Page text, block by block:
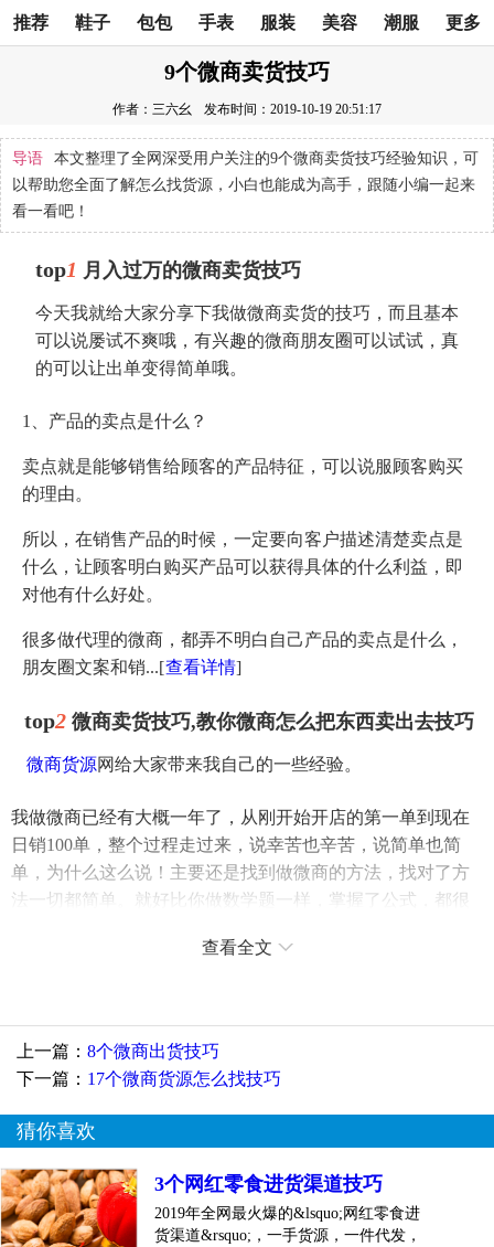
推荐 鞋子 包包 手表 服装 美容 潮服 更多
9个微商卖货技巧
作者：三六幺 发布时间：2019-10-19 20:51:17
导语
本文整理了全网深受用户关注的9个微商卖货技巧经验知识，可
以帮助您全面了解怎么找货源，小白也能成为高手，跟随小编一起来
看一看吧！
top1 月入过万的微商卖货技巧
今天我就给大家分享下我做微商卖货的技巧，而且基本
可以说屡试不爽哦，有兴趣的微商朋友圈可以试试，真
的可以让出单变得简单哦。
1、产品的卖点是什么？
卖点就是能够销售给顾客的产品特征，可以说服顾客购买
的理由。
所以，在销售产品的时候，一定要向客户描述清楚卖点是
什么，让顾客明白购买产品可以获得具体的什么利益，即
对他有什么好处。
很多做代理的微商，都弄不明白自己产品的卖点是什么，
朋友圈文案和销...[查看详情]
top2 微商卖货技巧,教你微商怎么把东西卖出去技巧
微商货源网给大家带来我自己的一些经验。
我做微商已经有大概一年了，从刚开始开店的第一单到现在
日销100单，整个过程走过来，说幸苦也辛苦，说简单也简
单，为什么这么说！主要还是找到做微商的方法，找对了方
法一切都简单。就好比你做数学题一样，掌握了公式，都很
意外，目前还真没有发现谁是自己生产商品...[查看详情]
top3 比较新微商卖货技巧,教你微商怎么快速卖货技
那么能掌握一些小技巧类的，对于做微商来说，是可以事半
功倍的哦！
朋友圈小技巧
查看全文
上一篇： 8个微商出货技巧
下一篇： 17个微商货源怎么找技巧
猜你喜欢
3个网红零食进货渠道技巧
2019年全网最火爆的&lsquo;网红零食进
货渠道&rsquo;，一手货源，一件代发，